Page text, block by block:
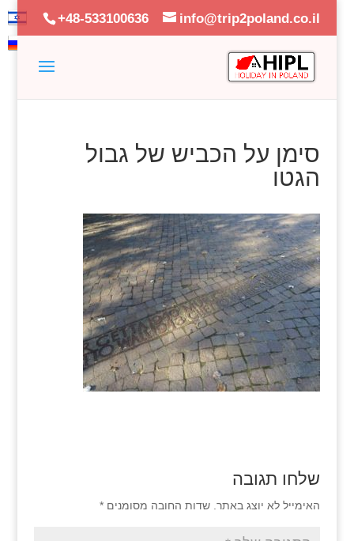
+48-533100636 info@trip2poland.co.il
סימן על הכביש של גבול
הגטו
שלחו תגובה
האימייל לא יוצג באתר. שדות החובה מסומנים *